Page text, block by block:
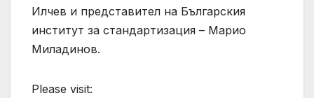
Илчев и представител на Българския
институт за стандартизация – Марио
Миладинов.
Please visit: